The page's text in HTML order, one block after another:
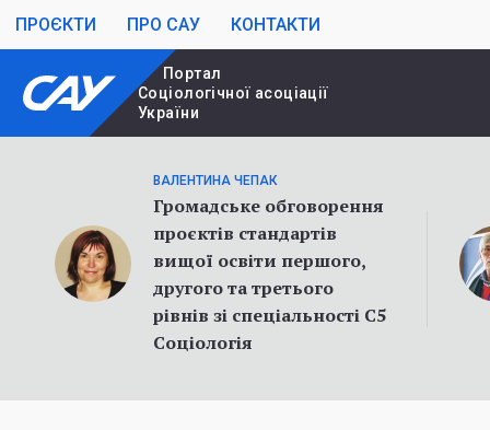
ПРОЄКТИ ПРО САУ КОНТАКТИ
Портал
Cоціологічної асоціації
України
ВАЛЕНТИНА ЧЕПАК
Громадське обговорення
проєктів стандартів
вищої освіти першого,
другого та третього
рівнів зі спеціальності С5
Соціологія